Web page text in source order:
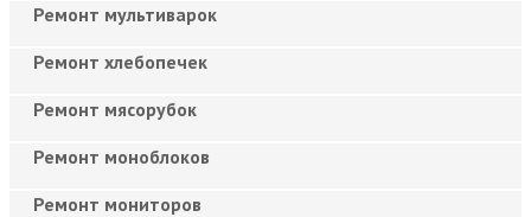
Ремонт мультиварок
Ремонт хлебопечек
Ремонт мясорубок
Ремонт моноблоков
Ремонт мониторов